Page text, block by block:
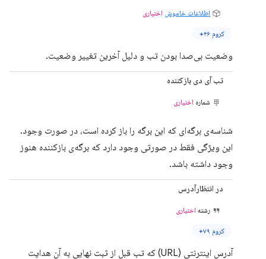
اطلاعات خاموش اختیاری
کروم ۴۶+
وضعیت بی‌صدا بودن تب و دلیل آخرین تغییر وضعیت.
تب آی دی بازکننده
شماره اختیاری
شناسه‌ی برگه‌ای که این برگه را باز کرده است، در صورت وجود.
این ویژگی فقط در صورتی وجود دارد که برگه‌ی بازکننده هنوز
وجود داشته باشد.
در انتظارآدرس
رشته اختیاری
کروم ۷۹+
آدرس اینترنتی (URL) که تب قبل از ثبت نهایی به آن هدایت